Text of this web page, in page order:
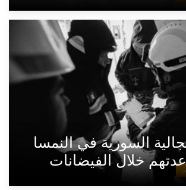
السورية في النمسا
خلال الفيضانات